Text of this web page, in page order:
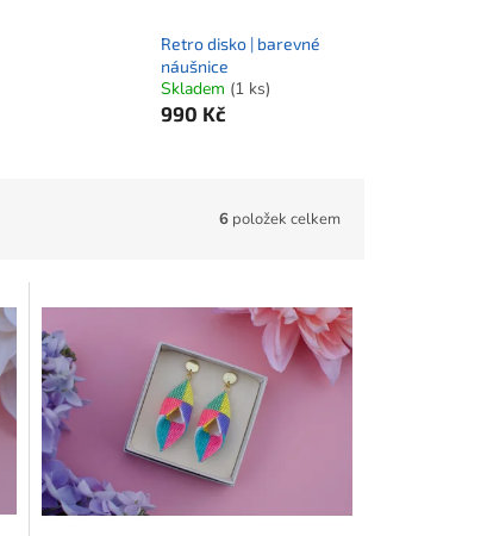
Retro disko | barevné
náušnice
Skladem (1 ks)
990 Kč
6 položek celkem